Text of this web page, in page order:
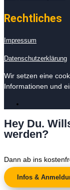
Rechtliches
Impressum
Datenschutzerklärung
Wir setzen eine
Informationen und
Hey Du.
werden?
Dann ab ins
Infos &